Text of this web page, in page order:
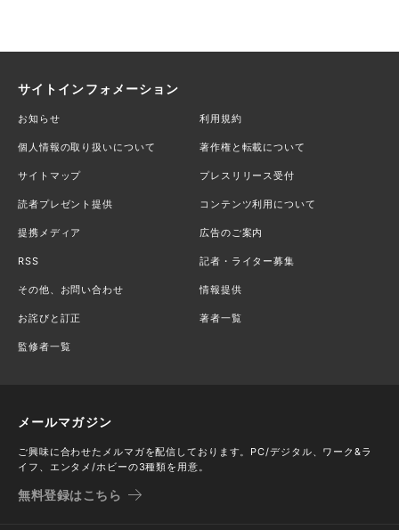
サイトインフォメーション
お知らせ 利用規約
個人情報の取り扱いについて 著作権と転載について
サイトマップ プレスリリース受付
読者プレゼント提供 コンテンツ利用について
提携メディア 広告のご案内
RSS 記者・ライター募集
その他、お問い合わせ 情報提供
お詫びと訂正 著者一覧
監修者一覧
メールマガジン
ご興味に合わせたメルマガを配信しております。PC/デジタル、ワーク&ラ
イフ、エンタメ/ホビーの3種類を用意。
無料登録はこちら